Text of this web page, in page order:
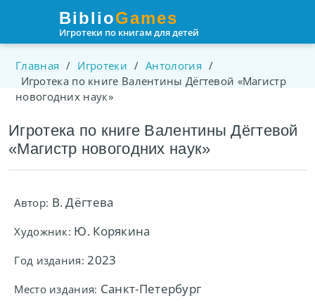
Пролистать
контента
BiblioGames
Игротеки по книгам для детей
Главная / Игротеки / Антология /
Игротека по книге Валентины Дёгтевой «Магистр
новогодних наук»
Игротека по книге Валентины Дёгтевой
«Магистр новогодних наук»
Автор: В. Дёгтева
Художник: Ю. Корякина
Год издания: 2023
Место издания: Санкт-Петербург